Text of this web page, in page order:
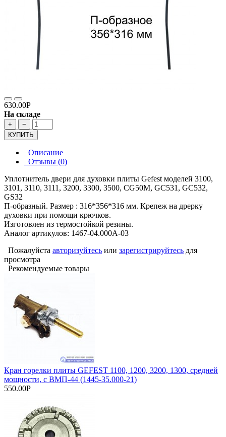
630.00Р
На складе
+
−
КУПИТЬ
Описание
Отзывы (0)
Уплотнитель двери для духовки плиты Gefest моделей 3100,
3101, 3110, 3111, 3200, 3300, 3500, СG50M, GC531, GC532,
GS32
П-образный. Размер : 316*356*316 мм. Крепеж на дрерку
духовки при помощи крючков.
Изготовлен из термостойкой резины.
Аналог артикулов: 1467-04.000А-03
Пожалуйста авторизуйтесь или зарегистрируйтесь для
просмотра
Рекомендуемые товары
Кран горелки плиты GEFEST 1100, 1200, 3200, 1300, средней
мощности, с ВМП-44 (1445-35.000-21)
550.00Р